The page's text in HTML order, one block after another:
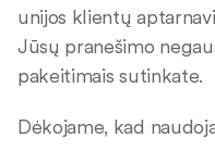
unijos klientų
Jūsų pranešimo
pakeitimais sutinkate.
Dėkojame, kad